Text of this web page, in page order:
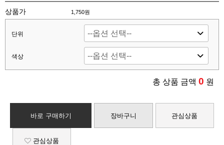
상품가 1,750원
단위
색상
총 상품 금액 0 원
바로 구매하기 장바구니 관심상품
관심상품